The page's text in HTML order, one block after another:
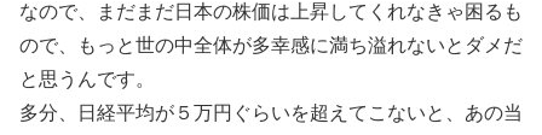
なので、まだまだ日本の株価は上昇してくれなきゃ困るも
ので、もっと世の中全体が多幸感に満ち溢れないとダメだ
と思うんです。
多分、日経平均が５万円ぐらいを超えてこないと、あの当